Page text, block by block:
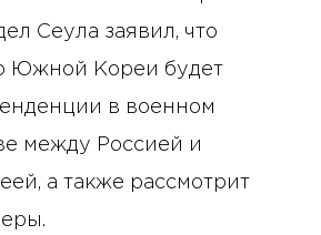
Сеула заявил, что
Южной Кореи будет
в военном
между Россией и
а также рассмотрит